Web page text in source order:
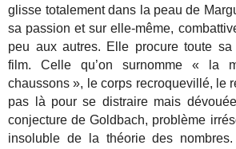
glisse totalement dans la peau de
sa passion et sur elle-même,
peu aux autres. Elle procure toute sa
film. Celle qu’on surnomme « la
chaussons », le corps recroquevillé, le
pas là pour se distraire mais
conjecture de Goldbach, problème
insoluble de la théorie des